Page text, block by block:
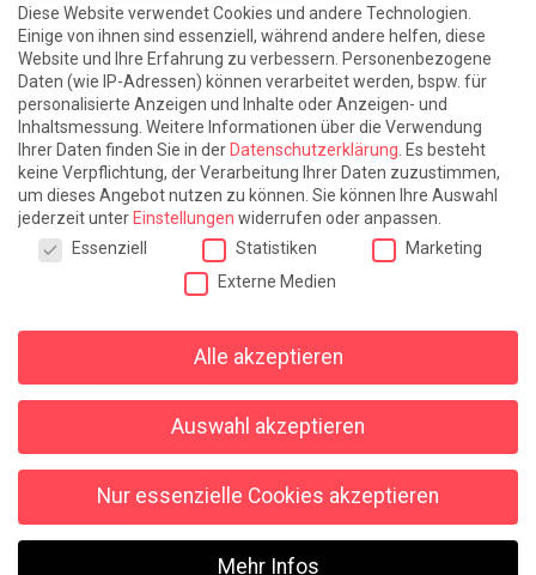
Die Zeit der Ringelblumen ist vorbei Europa im Kopf
Fast am Ziel Frühling in Florenz In der Blase
Leben lernen / Ein Versuch Trinken. Träumen. Trösten.
Triple-Edinburgher mit Ketchup WACHS!
Winterreise (mit Sommern)
Alles sonst
Denkabfall Gereimtes und Ungereimtes Geschichte
Sonntagspredigten
Datenschutz
Diese Website verwendet Cookies und andere Technologien.
Einige von ihnen sind essenziell, während andere helfen, diese
Website und Ihre Erfahrung zu verbessern. Personenbezogene
Daten (wie IP-Adressen) können verarbeitet werden, bspw. für
personalisierte Anzeigen und Inhalte oder Anzeigen- und
Inhaltsmessung. Weitere Informationen über die Verwendung
Ihrer Daten finden Sie in der Datenschutzerklärung Es besteht
keine Verpflichtung, der Verarbeitung Ihrer Daten zuzustimmen,
um dieses Angebot nutzen zu können. Sie können Ihre Auswahl
jederzeit unter Einstellungen widerrufen oder anpassen.
Datenschutzeinstellungen
Essenziell Statistiken
Marketing
Externe Medien
Alle akzeptieren
Auswahl akzeptieren
Nur essenzielle Cookies akzeptieren
Mehr Infos